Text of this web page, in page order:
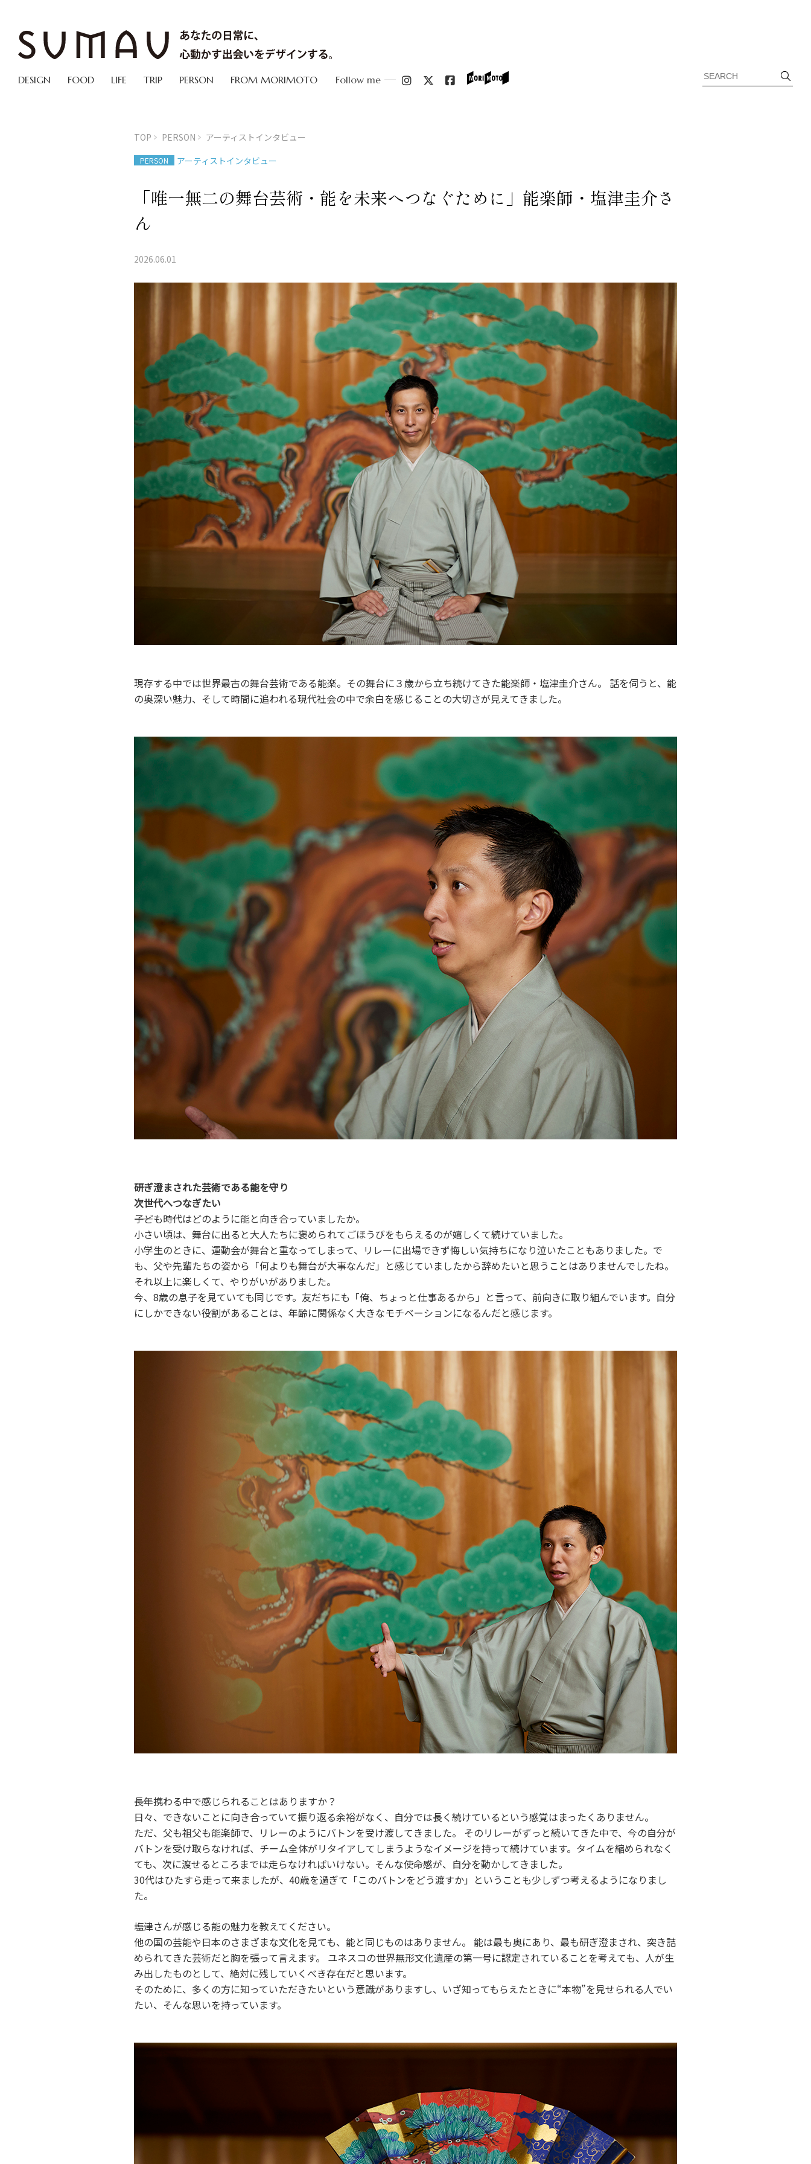
DESIGN FOOD LIFE TRIP PERSON FROM MORIMOTO Follow me
TOP PERSON アーティストインタビュー
PERSON アーティストインタビュー
「唯一無二の舞台芸術・能を未来へつなぐために」能楽師・塩津圭介さ
ん
2026.06.01
現存する中では世界最古の舞台芸術である能楽。その舞台に３歳から立ち続けてきた能楽師・塩津圭介さん。 話を伺うと、能
の奥深い魅力、そして時間に追われる現代社会の中で余白を感じることの大切さが見えてきました。
研ぎ澄まされた芸術である能を守り
次世代へつなぎたい
――子ども時代はどのように能と向き合っていましたか。
小さい頃は、舞台に出ると大人たちに褒められてごほうびをもらえるのが嬉しくて続けていました。
小学生のときに、運動会が舞台と重なってしまって、リレーに出場できず悔しい気持ちになり泣いたこともありました。で
も、父や先輩たちの姿から「何よりも舞台が大事なんだ」と感じていましたから辞めたいと思うことはありませんでしたね。
それ以上に楽しくて、やりがいがありました。
今、8歳の息子を見ていても同じです。友だちにも「俺、ちょっと仕事あるから」と言って、前向きに取り組んでいます。自分
にしかできない役割があることは、年齢に関係なく大きなモチベーションになるんだと感じます。
――長年携わる中で感じられることはありますか？
日々、できないことに向き合っていて振り返る余裕がなく、自分では長く続けているという感覚はまったくありません。
ただ、父も祖父も能楽師で、リレーのようにバトンを受け渡してきました。 そのリレーがずっと続いてきた中で、今の自分が
バトンを受け取らなければ、チーム全体がリタイアしてしまうようなイメージを持って続けています。タイムを縮められなく
ても、次に渡せるところまでは走らなければいけない。そんな使命感が、自分を動かしてきました。
30代はひたすら走って来ましたが、40歳を過ぎて「このバトンをどう渡すか」ということも少しずつ考えるようになりまし
た。
――塩津さんが感じる能の魅力を教えてください。
他の国の芸能や日本のさまざまな文化を見ても、能と同じものはありません。 能は最も奥にあり、最も研ぎ澄まされ、突き詰
められてきた芸術だと胸を張って言えます。 ユネスコの世界無形文化遺産の第一号に認定されていることを考えても、人が生
み出したものとして、絶対に残していくべき存在だと思います。
そのために、多くの方に知っていただきたいという意識がありますし、いざ知ってもらえたときに“本物”を見せられる人でい
たい、そんな思いを持っています。